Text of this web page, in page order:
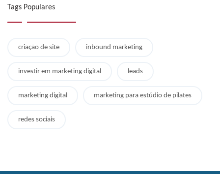
Tags Populares
criação de site inbound marketing
investir em marketing digital leads
marketing digital marketing para estúdio de pilates
redes sociais